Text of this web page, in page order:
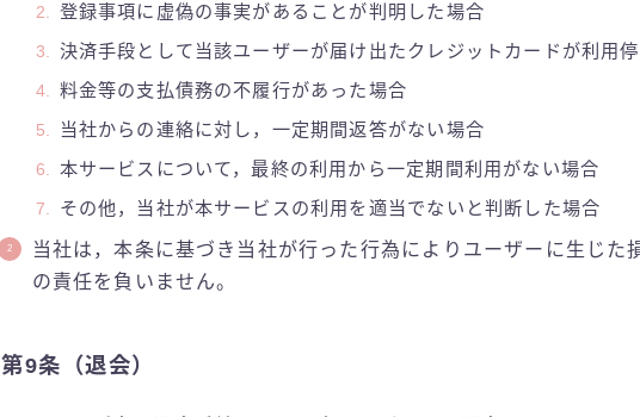
登録事項に虚偽の事実があることが判明した場合
決済手段として当該ユーザーが届け出たクレジットカードが利用
料金等の支払債務の不履行があった場合
当社からの連絡に対し，一定期間返答がない場合
本サービスについて，最終の利用から一定期間利用がない場合
その他，当社が本サービスの利用を適当でないと判断した場合
当社は，本条に基づき当社が行った行為によりユーザーに生じた
の責任を負いません。
第9条（退会）